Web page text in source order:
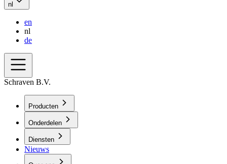
nl
en
nl
de
Schraven B.V.
Producten
Onderdelen
Diensten
Nieuws